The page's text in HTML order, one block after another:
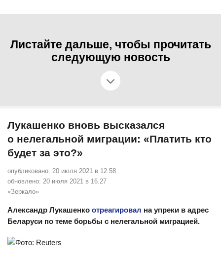
Листайте дальше, чтобы прочитать
следующую новость